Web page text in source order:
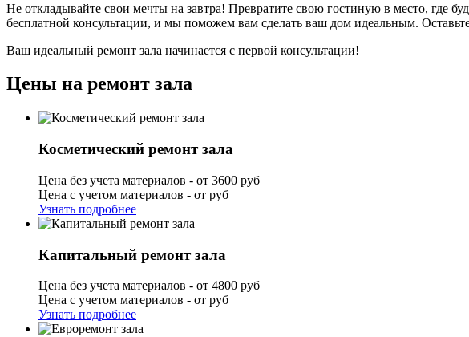
Не откладывайте свои мечты на завтра! Превратите свою гостиную в место, где
бесплатной консультации, и мы поможем вам сделать ваш дом идеальным.
Ваш идеальный ремонт зала начинается с первой консультации!
Цены на ремонт зала
Косметический ремонт зала
Цена без учета материалов - от 3600 руб
Цена с учетом материалов - от руб
Узнать подробнее
Капитальный ремонт зала
Цена без учета материалов - от 4800 руб
Цена с учетом материалов - от руб
Узнать подробнее